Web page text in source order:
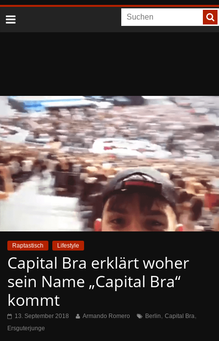
Raptastisch Lifestyle
Capital Bra erklärt woher
sein Name „Capital Bra“
kommt
13. September 2018 Armando Romero Berlin, Capital Bra,
Ersguterjunge